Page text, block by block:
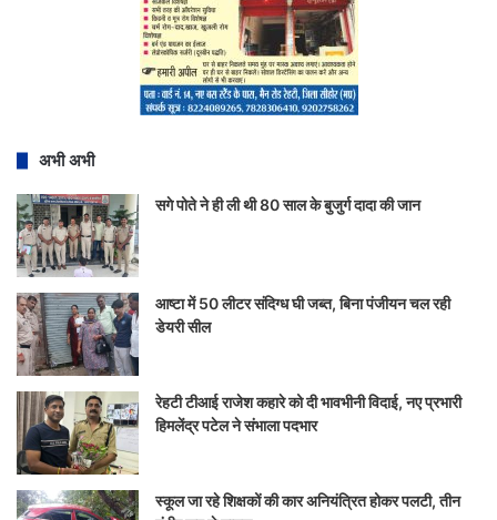
अभी अभी
सगे पोते ने ही ली थी 80 साल के बुजुर्ग दादा की जान
आष्टा में 50 लीटर संदिग्ध घी जब्त, बिना पंजीयन चल रही
डेयरी सील
रेहटी टीआई राजेश कहारे को दी भावभीनी विदाई, नए प्रभारी
हिमलेंद्र पटेल ने संभाला पदभार
स्कूल जा रहे शिक्षकों की कार अनियंत्रित होकर पलटी, तीन